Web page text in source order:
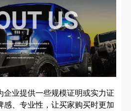
企业提供一些规模证明或实力证
感、专业性，让买家购买时更加